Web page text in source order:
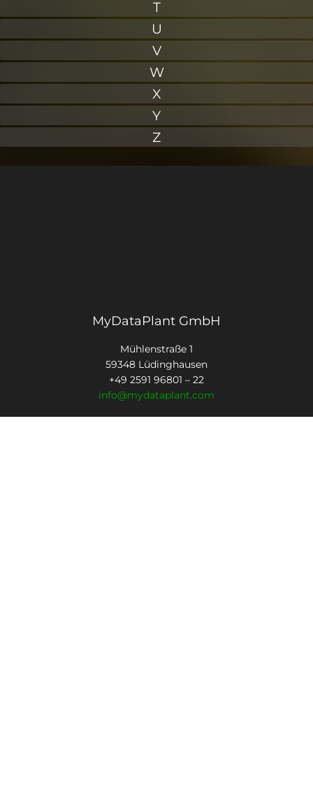
T
U
V
W
X
Y
Z
MyDataPlant GmbH
Mühlenstraße 1
59348 Lüdinghausen
+49 2591 96801 – 22
info@mydataplant.com